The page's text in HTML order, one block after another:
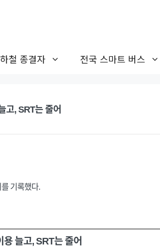
철 종결자 전국 스마트 버스
고, SRT는 줄어
기록했다.
늘고, SRT는 줄어